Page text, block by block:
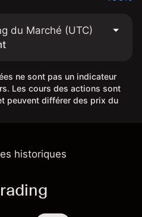
du Marché (UTC)
ne sont pas un indicateur
Les cours des actions sont
peuvent différer des prix du
historiques